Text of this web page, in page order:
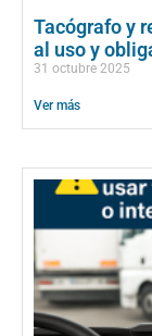
Tacógrafo y
al uso y
31 octubre 2025
Ver más